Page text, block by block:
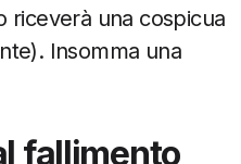
riceverà una cospicua
Insomma una
fallimento